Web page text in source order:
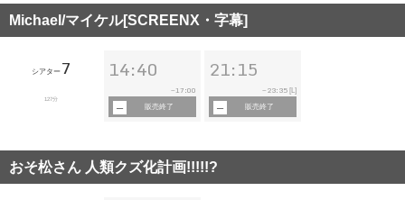
Michael/マイケル[SCREENX・字幕]
シアター 7
127分
14:40
~17:00
販売終了
21:15
~ 23:35 [L]
販売終了
おそ松さん 人類クズ化計画!!!!!?